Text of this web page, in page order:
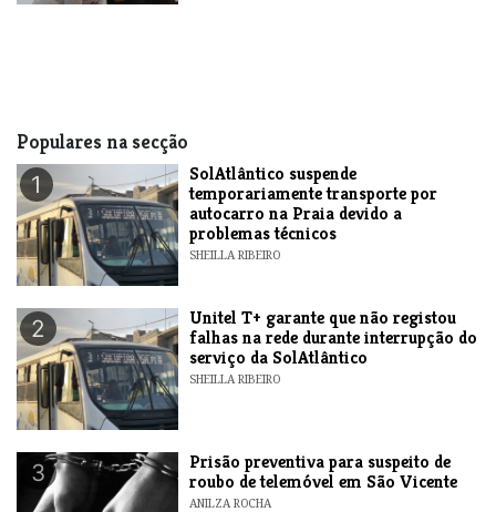
Populares na secção
1
SolAtlântico suspende
temporariamente transporte por
autocarro na Praia devido a
problemas técnicos
SHEILLA RIBEIRO
2
Unitel T+ garante que não registou
falhas na rede durante interrupção do
serviço da SolAtlântico
SHEILLA RIBEIRO
3
Prisão preventiva para suspeito de
roubo de telemóvel em São Vicente
ANILZA ROCHA